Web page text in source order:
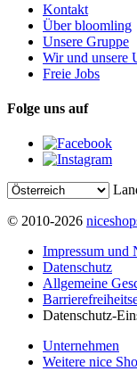
Kontakt
Über bloomling
Unsere Gruppe
Wir und unsere
Freie Jobs
Folge uns auf
© 2010-2026
Impressum und
Datenschutz
Allgemeine
Datenschutz-
Unternehmen
Weitere nice